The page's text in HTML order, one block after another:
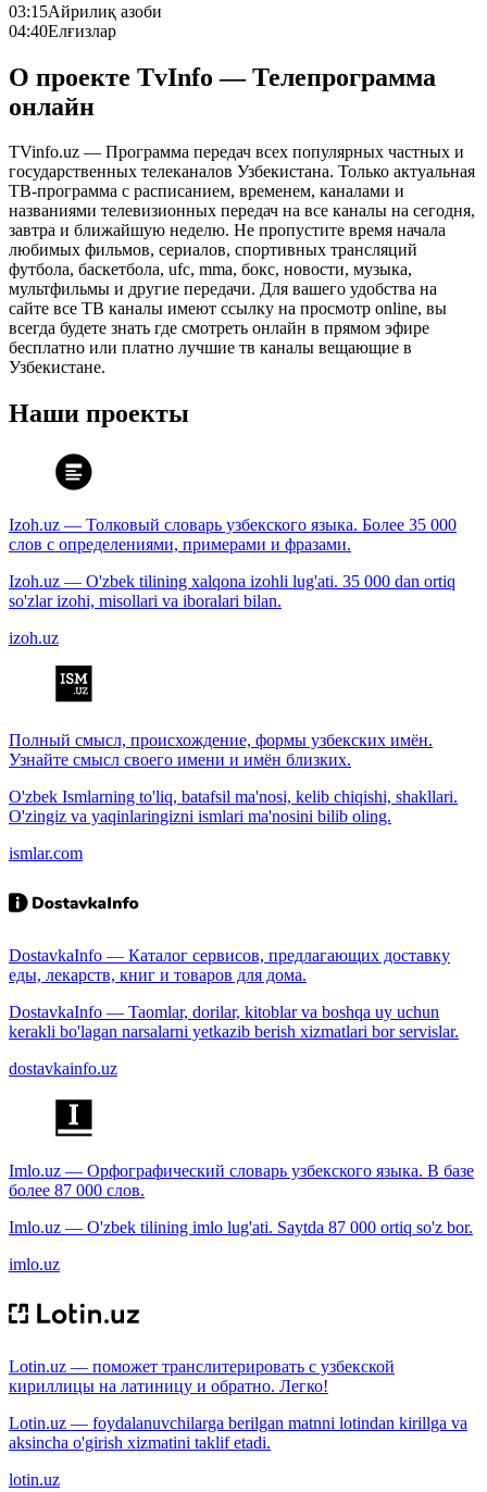
03:15Айрилиқ азоби
04:40Елғизлар
О проекте TvInfo — Телепрограмма
онлайн
TVinfo.uz — Программа передач всех популярных частных и
государственных телеканалов Узбекистана. Только актуальная
ТВ-программа с расписанием, временем, каналами и
названиями телевизионных передач на все каналы на сегодня,
завтра и ближайшую неделю. Не пропустите время начала
любимых фильмов, сериалов, спортивных трансляций
футбола, баскетбола, ufc, mma, бокс, новости, музыка,
мультфильмы и другие передачи. Для вашего удобства на
сайте все ТВ каналы имеют ссылку на просмотр online, вы
всегда будете знать где смотреть онлайн в прямом эфире
бесплатно или платно лучшие тв каналы вещающие в
Узбекистане.
Наши проекты
Izoh.uz — Толковый словарь узбекского языка. Более 35 000
слов с определениями, примерами и фразами.
Izoh.uz — O'zbek tilining xalqona izohli lug'ati. 35 000 dan ortiq
so'zlar izohi, misollari va iboralari bilan.
izoh.uz
Полный смысл, происхождение, формы узбекских имён.
Узнайте смысл своего имени и имён близких.
O'zbek Ismlarning to'liq, batafsil ma'nosi, kelib chiqishi, shakllari.
O'zingiz va yaqinlaringizni ismlari ma'nosini bilib oling.
ismlar.com
DostavkaInfo — Каталог сервисов, предлагающих доставку
еды, лекарств, книг и товаров для дома.
DostavkaInfo — Taomlar, dorilar, kitoblar va boshqa uy uchun
kerakli bo'lagan narsalarni yetkazib berish xizmatlari bor servislar.
dostavkainfo.uz
Imlo.uz — Орфографический словарь узбекского языка. В базе
более 87 000 слов.
Imlo.uz — O'zbek tilining imlo lug'ati. Saytda 87 000 ortiq so'z bor.
imlo.uz
Lotin.uz — поможет транслитерировать с узбекской
кириллицы на латиницу и обратно. Легко!
Lotin.uz — foydalanuvchilarga berilgan matnni lotindan kirillga va
aksincha o'girish xizmatini taklif etadi.
lotin.uz